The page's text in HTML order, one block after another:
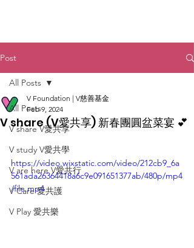
Post
All Posts
V share V愛共享
V study V愛共學
V are here V愛共行
V Care 愛共護
V Play 愛共樂
All Posts
V share (V愛共享) 新春團圓盆菜宴 💕
V Foundation | V慈善基金
Feb 9, 2024
https://video.wixstatic.com/video/212cb9_6a
561ada26364418a6c9e091651377ab/480p/mp4
/file.mp4